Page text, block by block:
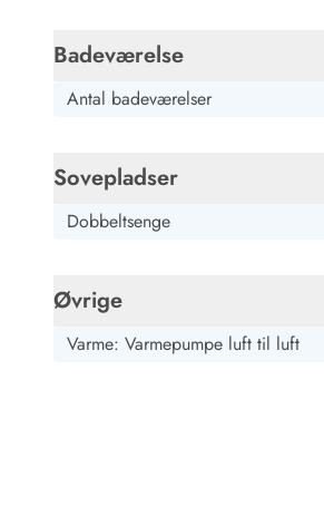
Badeværelse
Antal badeværelser
Sovepladser
Dobbeltsenge
Øvrige
Varme: Varmepumpe luft til luft